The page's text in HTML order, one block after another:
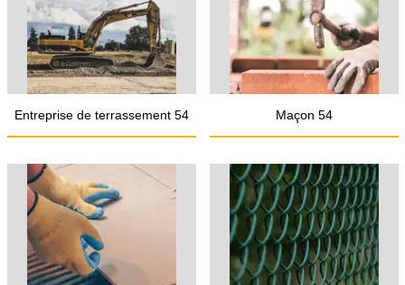
Entreprise de terrassement 54 Maçon 54